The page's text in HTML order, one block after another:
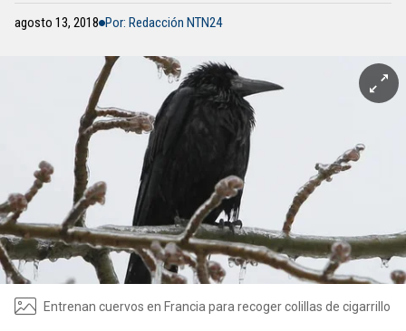
agosto 13, 2018 Por: Redacción NTN24
Entrenan cuervos en Francia para recoger colillas de cigarrillo